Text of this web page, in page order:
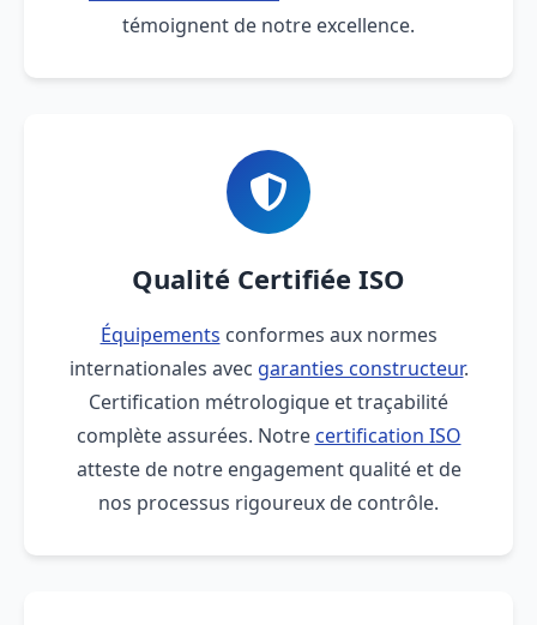
témoignent de notre excellence.
Qualité Certifiée ISO
Équipements conformes aux normes
internationales avec garanties constructeur.
Certification métrologique et traçabilité
complète assurées. Notre certification ISO
atteste de notre engagement qualité et de
nos processus rigoureux de contrôle.